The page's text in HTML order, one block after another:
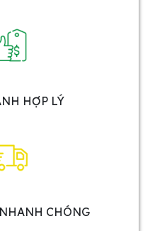
HỢP LÝ
CHÓNG